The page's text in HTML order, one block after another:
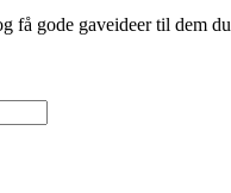
få gode gaveideer til dem du